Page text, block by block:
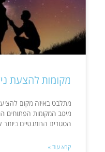
מקומות להצעת
מתלבט באיזה מקום להציע
מיטב המקומות הפתוחים
הסגורים הרומנטיים
קרא עוד »